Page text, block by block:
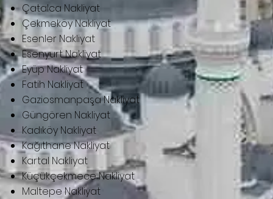
Çatalca Nakliyat
Çekmeköy Nakliyat
Esenler Nakliyat
Esenyurt Nakliyat
Eyüp Nakliyat
Fatih Nakliyat
Gaziosmanpaşa Nakliyat
Güngören Nakliyat
Kadıköy Nakliyat
Kağıthane Nakliyat
Kartal Nakliyat
Küçükçekmece Nakliyat
Maltepe Nakliyat